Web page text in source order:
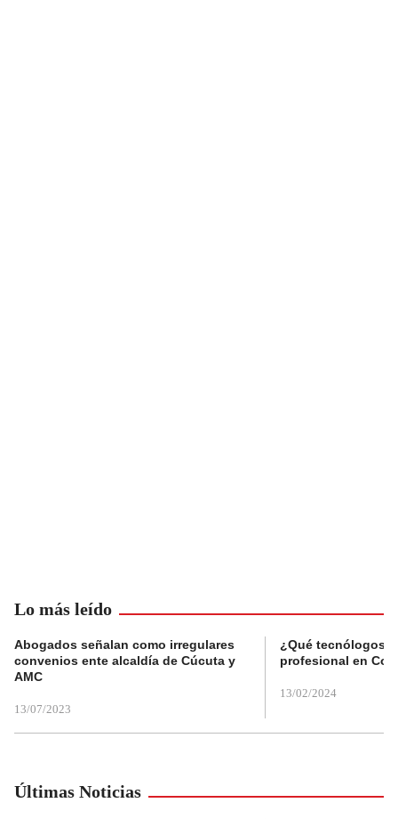
Lo más leído
Abogados señalan como irregulares
convenios ente alcaldía de Cúcuta y
AMC
13/07/2023
¿Qué tecnólogos
profesional en
13/02/2024
Últimas Noticias